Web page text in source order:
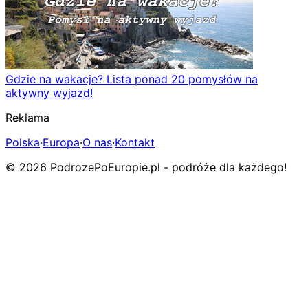
Gdzie na wakacje? Lista ponad 20 pomysłów na
aktywny wyjazd!
Reklama
Polska·Europa·O nas·Kontakt
© 2026 PodrozePoEuropie.pl - podróże dla każdego!